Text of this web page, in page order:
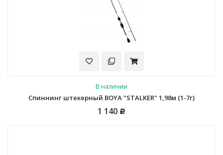
В наличии
Спиннинг штекерный BOYA "STALKER" 1,98м (1-7г)
1 140 Р